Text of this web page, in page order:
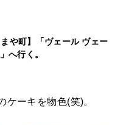
まや町】「ヴェール ヴェー
へ行く。
ケーキを物色(笑)。